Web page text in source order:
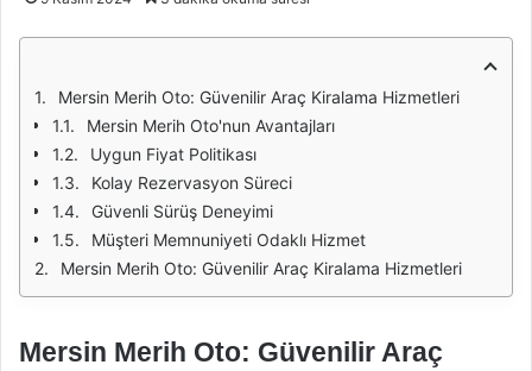
Mersin Merih Oto: Güvenilir Araç Kiralama Hizmetleri
Mersin Merih Oto'nun Avantajları
Uygun Fiyat Politikası
Kolay Rezervasyon Süreci
Güvenli Sürüş Deneyimi
Müşteri Memnuniyeti Odaklı Hizmet
Mersin Merih Oto: Güvenilir Araç Kiralama Hizmetleri
Mersin Merih Oto: Güvenilir Araç